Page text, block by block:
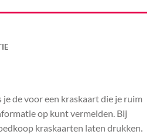
de voor een kraskaart die je ruim
op kunt vermelden. Bij
kraskaarten laten drukken.